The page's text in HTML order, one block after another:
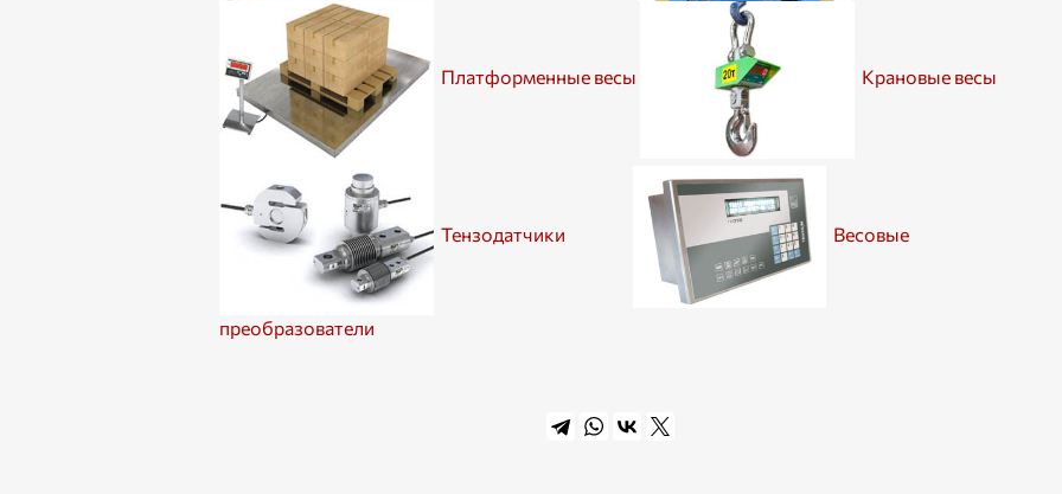
Платформенные весы Крановые весы
Тензодатчики Весовые
преобразователи